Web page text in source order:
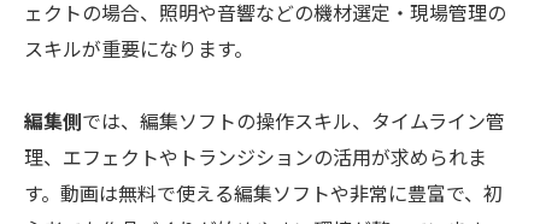
ェクトの場合、照明や音響などの機材選定・現場管理の
スキルが重要になります。
編集側 では、編集ソフトの操作スキル、タイムライン管
理、エフェクトやトランジションの活用が求められま
す。動画は無料で使える編集ソフトや非常に豊富で、初